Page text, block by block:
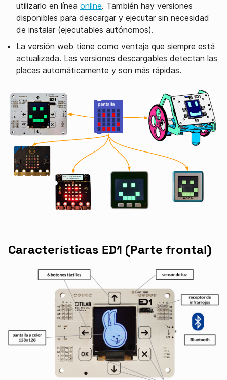
utilizarlo en línea online. También hay versiones
disponibles para descargar y ejecutar sin necesidad
de instalar (ejecutables autónomos).
La versión web tiene como ventaja que siempre está
actualizada. Las versiones descargables detectan las
placas automáticamente y son más rápidas.
Características ED1 (Parte frontal)